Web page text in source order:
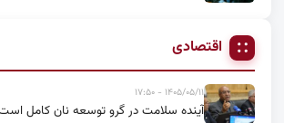
اقتصادی
۱۴۰۵/۰۵/۱۱ - ۱۷:۵۰
آینده سلامت در گرو توسعه نان کامل